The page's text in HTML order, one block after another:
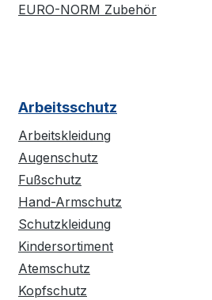
EURO-NORM Zubehör
Arbeitsschutz
Arbeitskleidung
Augenschutz
Fußschutz
Hand-Armschutz
Schutzkleidung
Kindersortiment
Atemschutz
Kopfschutz